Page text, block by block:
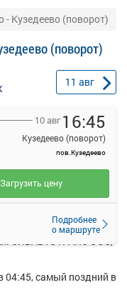
- Кузедеево (поворот)
(поворот)
11 авг
10 авг 16:45
Кузедеево (поворот)
пов.Кузедеево
Подробнее
о маршруте
Загрузить цену
с расписанием и
- Кузедеево (поворот).
(поворот)
СИБАВТОТРАНС ООО,
04:45, самый поздний в